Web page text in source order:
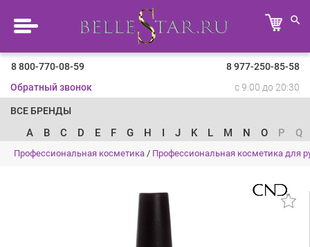
8 800-770-08-59
8 977-250-85-58
Обратный звонок
с 9:00 до 20:30
ВСЕ БРЕНДЫ
A B C D E F G H I J K L M N O P Q
Профессиональная косметика / Профессиональная косметика для